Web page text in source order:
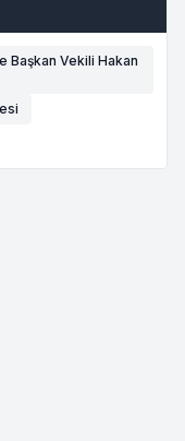
Başkan Vekili Hakan